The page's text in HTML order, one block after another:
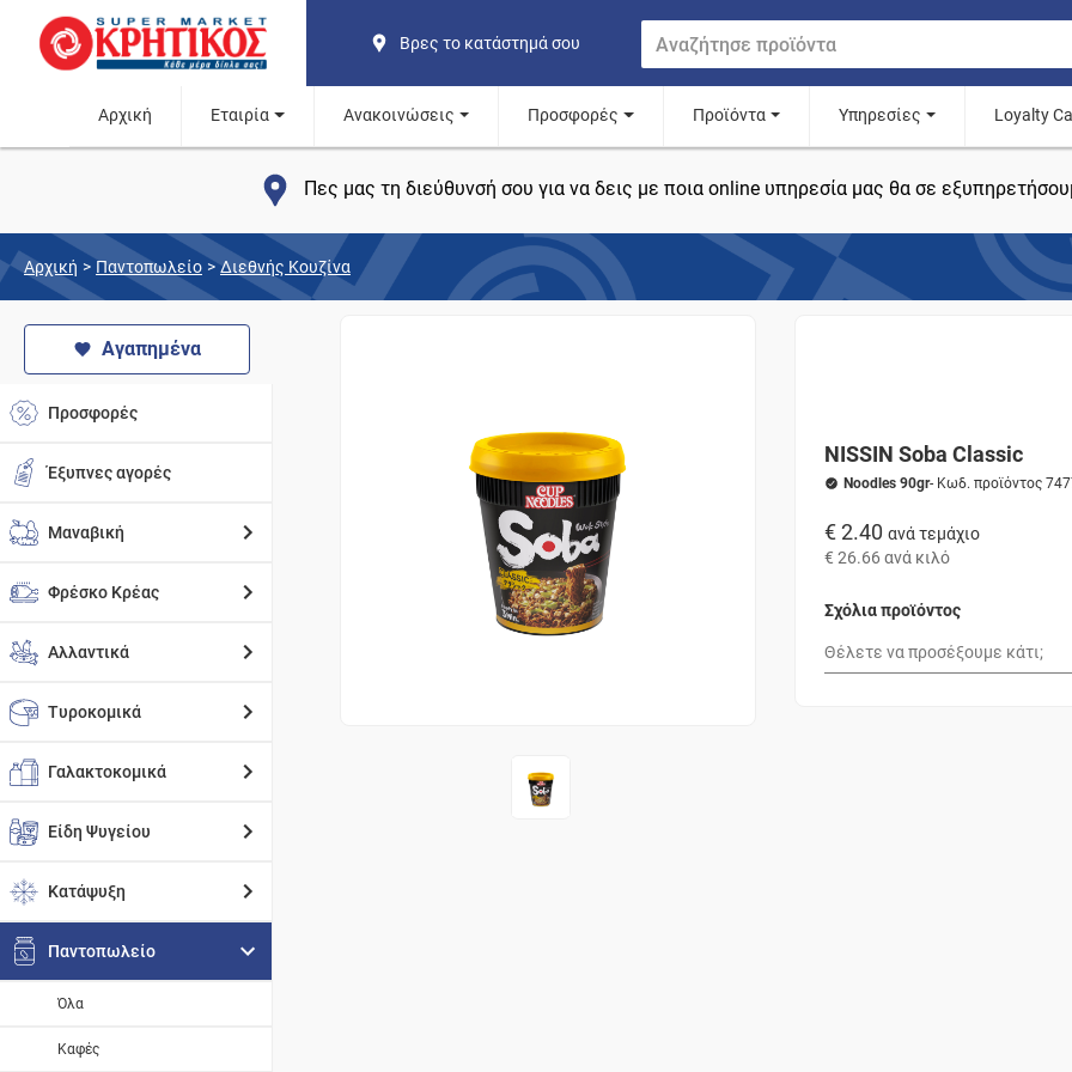
Βρες το κατάστημά σου
Αρχική Εταιρία Ανακοινώσεις Προσφορές Προϊόντα Υπηρεσίες Loyalty
Πες μας τη διεύθυνσή σου για να δεις με ποια online υπηρεσία μας θα σε
Αρχική > Παντοπωλείο > Διεθνής Κουζίνα
Αγαπημένα
Προσφορές
Έξυπνες αγορές
Μαναβική
Φρέσκο Κρέας
Αλλαντικά
Τυροκομικά
Γαλακτοκομικά
Είδη Ψυγείου
Κατάψυξη
Παντοπωλείο
Όλα
Καφές
NISSIN Soba Classic
Noodles 90gr- Κωδ. προϊόντος
€ 2.40 ανά τεμάχιο
€ 26.66 ανά κιλό
Σχόλια προϊόντος